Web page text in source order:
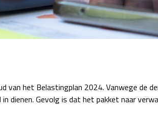
van het Belastingplan 2024. Vanwege de
dienen. Gevolg is dat het pakket naar